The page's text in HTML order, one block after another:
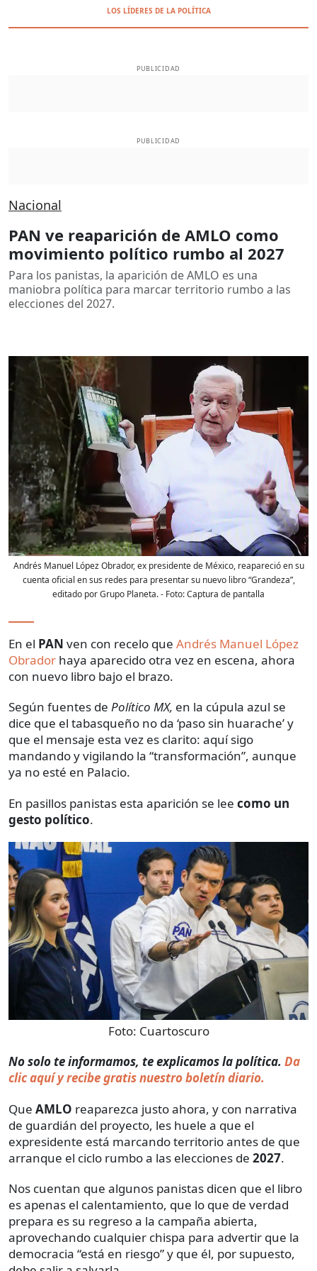
LOS LÍDERES DE LA POLÍTICA
PUBLICIDAD
PUBLICIDAD
Nacional
PAN ve reaparición de AMLO como
movimiento político rumbo al 2027
Para los panistas, la aparición de AMLO es una
maniobra política para marcar territorio rumbo a las
elecciones del 2027.
Andrés Manuel López Obrador, ex presidente de México, reapareció en su
cuenta oficial en sus redes para presentar su nuevo libro “Grandeza”,
editado por Grupo Planeta.- Foto:Captura de pantalla
En el PAN ven con recelo que Andrés Manuel López
Obrador haya aparecido otra vez en escena, ahora
con nuevo libro bajo el brazo.
Según fuentes de Político MX, en la cúpula azul se
dice que el tabasqueño no da ‘paso sin huarache’ y
que el mensaje esta vez es clarito: aquí sigo
mandando y vigilando la “transformación”, aunque
ya no esté en Palacio.
En pasillos panistas esta aparición se lee como un
gesto político.
Foto: Cuartoscuro
No solo te informamos, te explicamos la política. Da
clic aquí y recibe gratis nuestro boletín diario.
Que AMLO reaparezca justo ahora, y con narrativa
de guardián del proyecto, les huele a que el
expresidente está marcando territorio antes de que
arranque el ciclo rumbo a las elecciones de 2027.
Nos cuentan que algunos panistas dicen que el libro
es apenas el calentamiento, que lo que de verdad
prepara es su regreso a la campaña abierta,
aprovechando cualquier chispa para advertir que la
democracia “está en riesgo” y que él, por supuesto,